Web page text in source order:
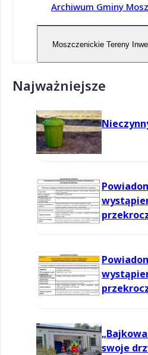
Archiwum Gminy
Moszczenickie Tereny
Najważniejsze
swoje